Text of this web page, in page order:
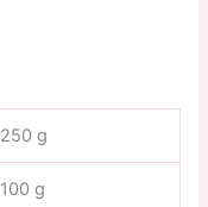
250 g
100 g